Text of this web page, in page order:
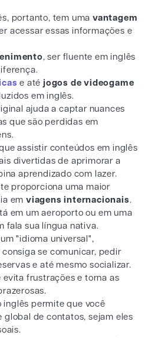
portanto, tem uma vantagem
acessar essas informações e
, ser fluente em inglês
e até jogos de videogame
em inglês.
ajuda a captar nuances
que são perdidas em
assistir conteúdos em inglês
divertidas de aprimorar a
aprendizado com lazer.
proporciona uma maior
emviagens internacionais.
em um aeroporto ou em uma
fala sua língua nativa.
"idioma universal",
se comunicar, pedir
e até mesmo socializar.
evita frustrações e torna as
inglês permite que você
global de contatos, sejam eles